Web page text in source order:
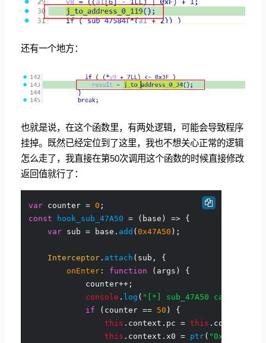
还有一个地方：
也就是说，在这个函数里，有两处逻辑，可能会导致程序
挂掉。既然已经定位到了这里，我也不想关心正常的逻辑
怎么走了，我直接在第50次调用这个函数的时候直接修改
返回值就行了：
var counter = 0
const
hook_sub_47A50 = ( base) => {
var sub = base. add (0x47A50);
Interceptor. attach(sub, {
onEnter: function (args) {
            counter++;
console . log( "[*] sub_47A50 called "
if (counter == 50) {
this . context . pc = this . context
this . context . x0 = ptr(